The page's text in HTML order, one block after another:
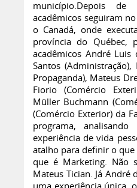
município.Depois
acadêmicos seguiram
o Canadá, onde
província do Québec,
acadêmicos André Luis
Santos
Propaganda), Mateus
Fiorio (Comércio
Müller Buchmann
(Comércio Exterior) da
programa,
experiência de vida
atalho para definir o
que é Marketing. Não
Mateus Tician. Já André